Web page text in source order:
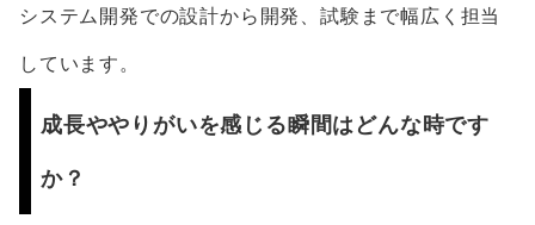
システム開発での設計から開発、試験まで幅広く担当
しています。
成長ややりがいを感じる瞬間はどんな時です
か？